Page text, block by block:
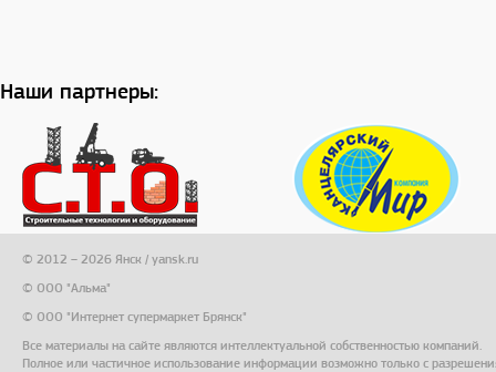
Наши партнеры:
© 2012 – 2026 Янск / yansk.ru
© ООО "Альма"
© ООО "Интернет супермаркет Брянск"
Все материалы на сайте являются интеллектуальной собственностью компаний.
Полное или частичное использование информации возможно только с